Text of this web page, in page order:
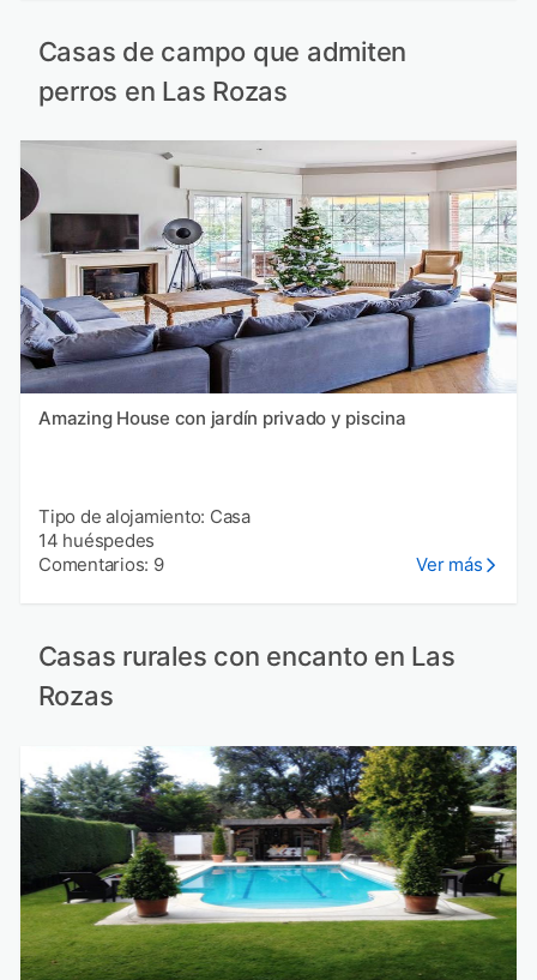
Casas de campo que admiten
perros en Las Rozas
Amazing House con jardín privado y piscina
Tipo de alojamiento: Casa
14 huéspedes
Comentarios: 9
Ver más
Casas rurales con encanto en Las
Rozas